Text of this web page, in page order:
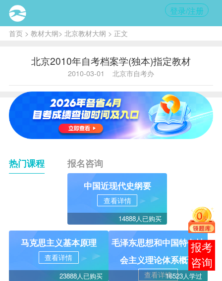
登录/注册
首页> 教材大纲> 北京教材大纲 > 正文
北京2010年自考档案学(独本)指定教材
2010-03-01 北京市自考办
热门课程 报名咨询
中国近现代史纲要
查看详情
14888人已购买
马克思主义基本原理
查看详情
23888人已购买
毛泽东思想和中国特色社
会主义理论体系概论
查看详情16523人学过
报考
咨询